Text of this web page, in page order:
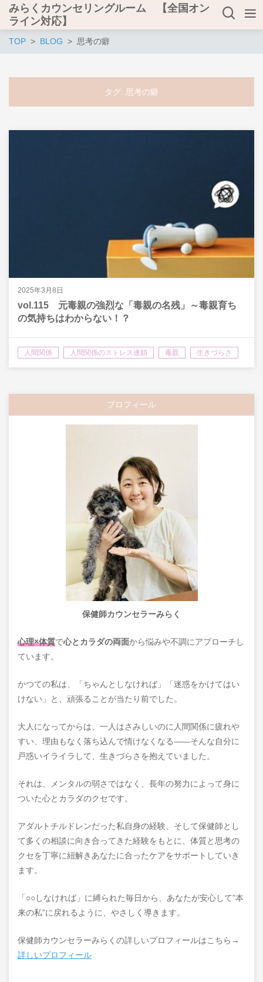
みらくカウンセリングルーム 【全国オン
ライン対応】
TOP BLOG 思考の癖
タグ: 思考の癖
2025年3月8日
vol.115 元毒親の強烈な「毒親の名残」～毒親育ち
の気持ちはわからない！？
人間関係 人間関係のストレス連鎖 毒親 生きづらさ
プロフィール
保健師カウンセラーみらく
心理×体質で心とカラダの両面から悩みや不調にアプローチし
ています。
かつての私は、「ちゃんとしなければ」「迷惑をかけてはい
けない」と、頑張ることが当たり前でした。
大人になってからは、一人はさみしいのに人間関係に疲れや
すい、理由もなく落ち込んで情けなくなる――そんな自分に
戸惑いイライラして、生きづらさを抱えていました。
それは、メンタルの弱さではなく、長年の努力によって身に
ついた心とカラダのクセです。
アダルトチルドレンだった私自身の経験、そして保健師とし
て多くの相談に向き合ってきた経験をもとに、体質と思考の
クセを丁寧に紐解きあなたに合ったケアをサポートしていき
ます。
「○○しなければ」に縛られた毎日から、あなたが安心して”本
来の私”に戻れるように、やさしく導きます。
保健師カウンセラーみらくの詳しいプロフィールはこちら→
詳しいプロフィール